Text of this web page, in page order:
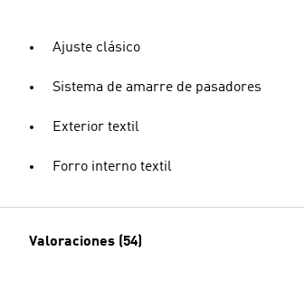
Ajuste clásico
Sistema de amarre de pasadores
Exterior textil
Forro interno textil
Valoraciones (54)